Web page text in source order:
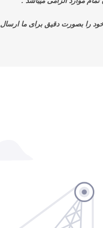
را بصورت دقیق برای ما ارسال